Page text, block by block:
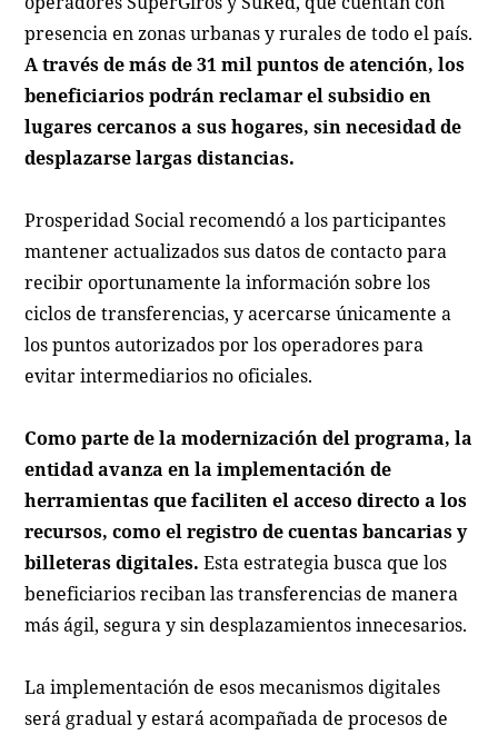
presencia en zonas urbanas y rurales de todo el país.
A través de más de 31 mil puntos de atención, los
beneficiarios podrán reclamar el subsidio en
lugares cercanos a sus hogares, sin necesidad de
desplazarse largas distancias.
Prosperidad Social recomendó a los participantes
mantener actualizados sus datos de contacto para
recibir oportunamente la información sobre los
ciclos de transferencias, y acercarse únicamente a
los puntos autorizados por los operadores para
evitar intermediarios no oficiales.
Como parte de la modernización del programa, la
entidad avanza en la implementación de
herramientas que faciliten el acceso directo a los
recursos, como el registro de cuentas bancarias y
billeteras digitales. Esta estrategia busca que los
beneficiarios reciban las transferencias de manera
más ágil, segura y sin desplazamientos innecesarios.
La implementación de esos mecanismos digitales
será gradual y estará acompañada de procesos de